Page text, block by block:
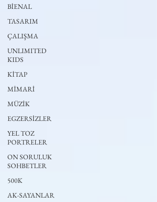
BİENAL
TASARIM
ÇALIŞMA
UNLIMITED
KIDS
KİTAP
MİMARİ
MÜZİK
EGZERSİZLER
YEL TOZ
PORTRELER
ON SORULUK
SOHBETLER
500K
AK-SAYANLAR